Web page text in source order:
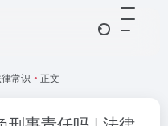
常识 • 正文